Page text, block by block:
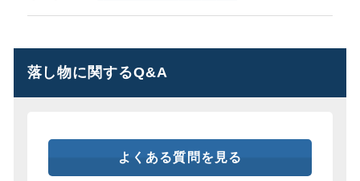
落し物に関するQ&A
よくある質問を見る